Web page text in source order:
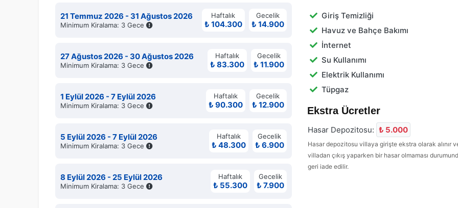
21 Temmuz 2026 - 31 Ağustos 2026
Minimum Kiralama: 3 Gece
Haftalık
₺ 104.300
Gecelik
₺ 14.900
27 Ağustos 2026 - 30 Ağustos 2026
Minimum Kiralama: 3 Gece
Haftalık
₺ 83.300
Gecelik
₺ 11.900
1 Eylül 2026 - 7 Eylül 2026
Minimum Kiralama: 3 Gece
Haftalık
₺ 90.300
Gecelik
₺ 12.900
5 Eylül 2026 - 7 Eylül 2026
Minimum Kiralama: 3 Gece
Haftalık
₺ 48.300
Gecelik
₺ 6.900
8 Eylül 2026 - 25 Eylül 2026
Minimum Kiralama: 3 Gece
Haftalık
₺ 55.300
Gecelik
₺ 7.900
Giriş Temizliği
Havuz ve Bahçe Bakımı
İnternet
Su Kullanımı
Elektrik Kullanımı
Tüpgaz
Ekstra Ücretler
Hasar Depozitosu: ₺ 5.000
Hasar depozitosu villaya girişte ekstra olarak alınır
villadan çıkış yaparken bir hasar olmaması
geri iade edilir.